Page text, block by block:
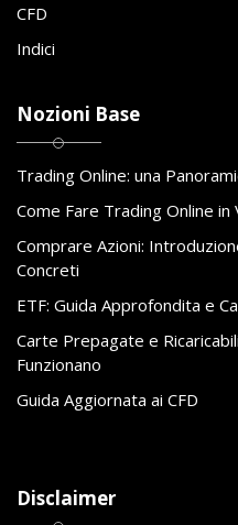
CFD
Indici
Nozioni Base
Trading Online: una
Come Fare Trading Online
Comprare Azioni:
Concreti
ETF: Guida Approfondita e
Carte Prepagate e
Funzionano
Guida Aggiornata ai CFD
Disclaimer